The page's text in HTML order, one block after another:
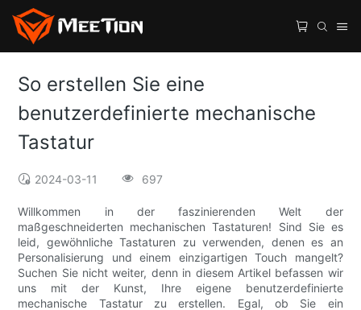
So erstellen Sie eine
benutzerdefinierte mechanische
Tastatur
2024-03-11 697
Willkommen in der faszinierenden Welt der
maßgeschneiderten mechanischen Tastaturen! Sind Sie es
leid, gewöhnliche Tastaturen zu verwenden, denen es an
Personalisierung und einem einzigartigen Touch mangelt?
Suchen Sie nicht weiter, denn in diesem Artikel befassen wir
uns mit der Kunst, Ihre eigene benutzerdefinierte
mechanische Tastatur zu erstellen. Egal, ob Sie ein